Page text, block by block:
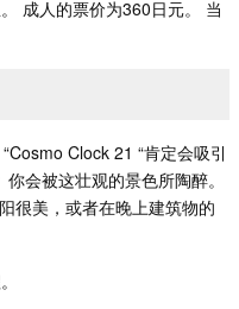
成人的票价为360日元。
当
“Cosmo Clock 21 “肯定会吸引
你会被这壮观的景色所陶醉。
很美，或者在晚上建筑物的